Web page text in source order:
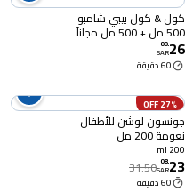
كول & كول بيبي شامبو
500 مل + 500 مل مجاناً
26
.
00
SAR
60 دقيقة
27% OFF
جونسون لوشن للأطفال
نعومة 200 مل
200 ml
23
.
08
SAR
31.50
60 دقيقة